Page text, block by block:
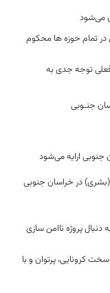
می‌شود
تمام حوزه ها محکوم
توجه جدی به
جنـوبی
(بشری) در خراسان جنوبی
پروژه ناامن سازی
کرونایی، پرتوان و با